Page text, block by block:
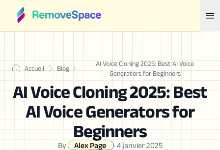
Accueil Blog
AI Voice Cloning 2025: Best AI Voice
Generators for Beginners
AI Voice Cloning 2025: Best
AI Voice Generators for
Beginners
By Alex Page · 4 janvier 2025